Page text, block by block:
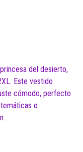
del desierto,
Este vestido
cómodo, perfecto
o